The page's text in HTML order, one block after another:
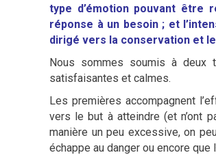
type d’émotion pouvant être
réponse à un besoin ; et
dirigé vers la conservation et
Nous sommes soumis à deux
satisfaisantes et calmes.
Les premières accompagnent
vers le but à atteindre (et n’ont
manière un peu excessive, on
échappe au danger ou encore